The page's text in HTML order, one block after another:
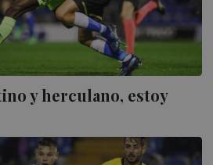
y herculano, estoy